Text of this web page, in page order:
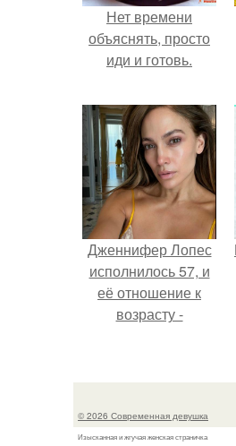
Нет времени
объяснять, просто
иди и готовь.
Дженнифер Лопес
исполнилось 57, и
её отношение к
возрасту -
уверенности: "не
отлично выгляжу
© 2026 Современная девушка
Изысканная и жгучая женская страничка